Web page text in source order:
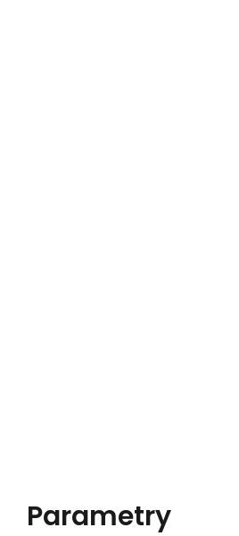
Parametry